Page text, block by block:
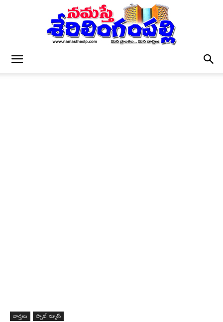
వార్త‌లు స్పాట్ న్యూస్